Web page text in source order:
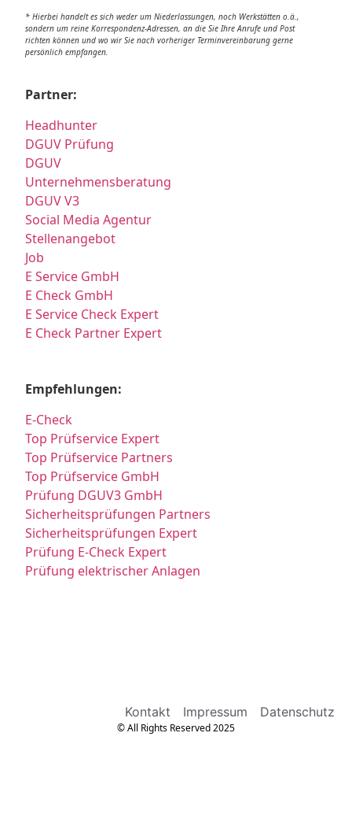
* Hierbei handelt es sich weder um Niederlassungen, noch Werkstätten o.ä.,
sondern um reine Korrespondenz-Adressen, an die Sie Ihre Anrufe und Post
richten können und wo wir Sie nach vorheriger Terminvereinbarung gerne
persönlich empfangen.
Partner:
Headhunter
DGUV Prüfung
DGUV
Unternehmensberatung
DGUV V3
Social Media Agentur
Stellenangebot
Job
E Service GmbH
E Check GmbH
E Service Check Expert
E Check Partner Expert
Empfehlungen:
E-Check
Top Prüfservice Expert
Top Prüfservice Partners
Top Prüfservice GmbH
Prüfung DGUV3 GmbH
Sicherheitsprüfungen Partners
Sicherheitsprüfungen Expert
Prüfung E-Check Expert
Prüfung elektrischer Anlagen
Kontakt Impressum Datenschutz
© All Rights Reserved 2025